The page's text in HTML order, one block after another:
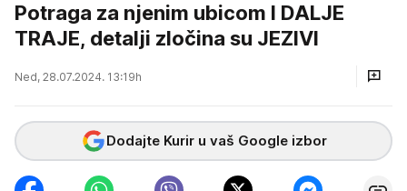
Potraga za njenim ubicom I DALJE
TRAJE, detalji zločina su JEZIVI
Ned, 28.07.2024. 13:19h
Dodajte Kurir u vaš Google izbor